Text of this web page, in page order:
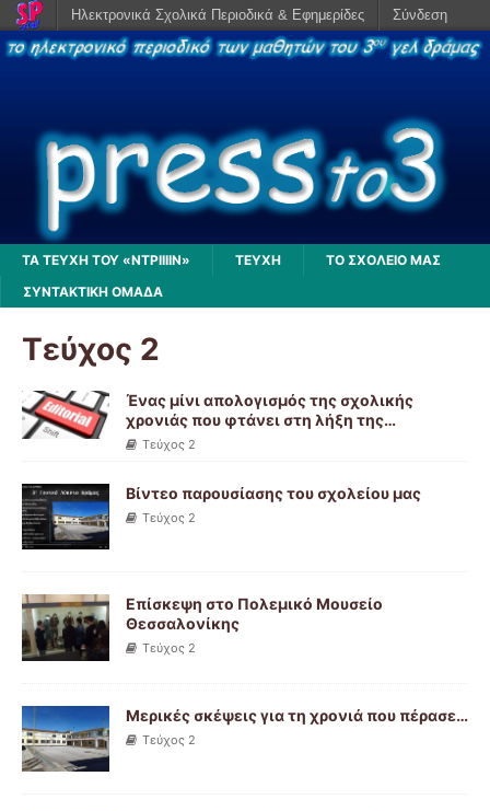
ΤΑ ΤΕΥΧΗ ΤΟΥ «ΝΤΡΙΙΙΙΝ» ΤΕΥΧΗ
ΤΟ ΣΧΟΛΕΙΟ ΜΑΣ
ΣΥΝΤΑΚΤΙΚΗ ΟΜΑΔΑ
Τεύχος 2
Ένας μίνι απολογισμός της σχολικής
χρονιάς που φτάνει στη λήξη της…
Τεύχος 2
Βίντεο παρουσίασης του σχολείου μας
Τεύχος 2
Επίσκεψη στο Πολεμικό Μουσείο
Θεσσαλονίκης
Τεύχος 2
Μερικές σκέψεις για τη χρονιά που πέρασε…
Τεύχος 2
Ηλεκτρονικά Σχολικά Περιοδικά & Εφημερίδες Σύνδεση